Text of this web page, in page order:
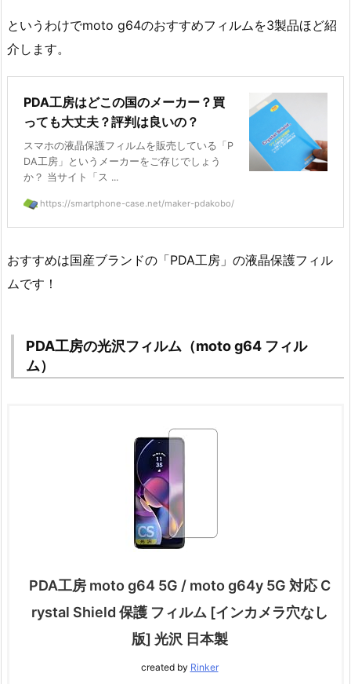
というわけでmoto g64のおすすめフィルムを3製品ほど紹
介します。
PDA工房はどこの国のメーカー？買
っても大丈夫？評判は良いの？
スマホの液晶保護フィルムを販売している「P
DA工房」というメーカーをご存じでしょう
か？ 当サイト「ス ...
https://smartphone-case.net/maker-pdakobo/
おすすめは国産ブランドの「PDA工房」の液晶保護フィル
ムです！
PDA工房の光沢フィルム（moto g64 フィル
ム）
PDA工房 moto g64 5G / moto g64y 5G 対応 C
rystal Shield 保護 フィルム [インカメラ穴なし
版] 光沢 日本製
created by Rinker